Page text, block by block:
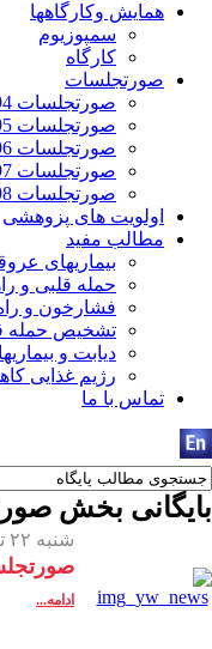
همایش وکارگاهها
سمپوزیوم
کارگاه
صورتجلسات
صورتجلسات 1394
صورتجلسات 1395
صورتجلسات 1396
صورتجلسات 1397
صورتجلسات 1398
اولویت های پزوهشی
مطالب مفید
بیماریهای
حمله قلبی و
فشارخون و
تشخیص حمله
دیابت و
رژیم غذایی
تماس با ما
بایگانی بخش
شنبه ۲۲ تیر ۱۳۹۸ -
ادامه...